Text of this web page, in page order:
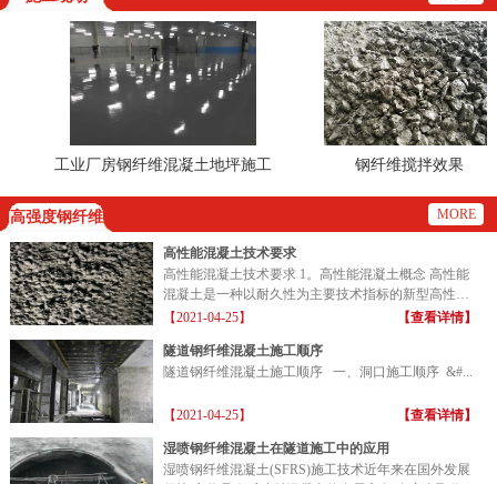
工业厂房钢纤维混凝土地坪施工
钢纤维搅拌效果
高强度钢纤维 MORE
高性能混凝土技术要求
高性能混凝土技术要求 1。高性能混凝土概念 高性能
混凝土是一种以耐久性为主要技术指标的新型高性能
混凝土...
【2021-04-25】 【查看详情】
隧道钢纤维混凝土施工顺序
隧道钢纤维混凝土施工顺序 一、洞口施工顺序 &#...
【2021-04-25】 【查看详情】
湿喷钢纤维混凝土在隧道施工中的应用
湿喷钢纤维混凝土(SFRS)施工技术近年来在国外发展